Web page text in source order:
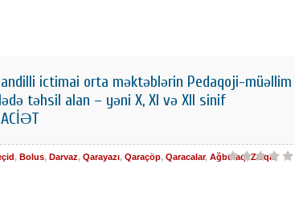
ictimai orta məktəblərin Pedaqoji-müəllim
təhsil alan – yəni X, XI və XII sinif
, Bolus, Darvaz, Qarayazı, Qaraçöp, Qaracalar, Ağbulaq ,Zalqa ,